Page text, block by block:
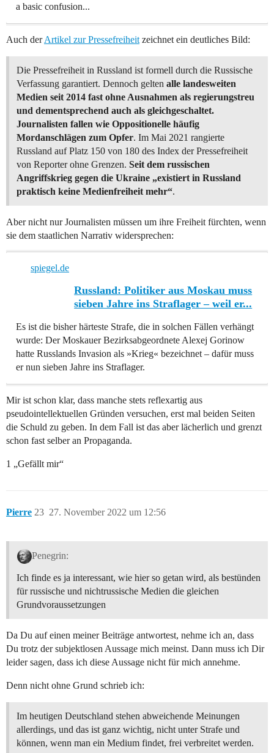
a basic confusion...
Auch derArtikel zur Pressefreiheit zeichnet ein deutliches Bild:
Die Pressefreiheit in Russland ist formell durch die Russische
Verfassung garantiert. Dennoch gelten alle landesweiten
Medien seit 2014 fast ohne Ausnahmen als regierungstreu
und dementsprechend auch als gleichgeschaltet.
Journalisten fallen wie Oppositionelle häufig
Mordanschlägen zum Opfer. Im Mai 2021 rangierte
Russland auf Platz 150 von 180 des Index der Pressefreiheit
von Reporter ohne Grenzen. Seit dem russischen
Angriffskrieg gegen die Ukraine „existiert in Russland
praktisch keine Medienfreiheit mehr“.
Aber nicht nur Journalisten müssen um ihre Freiheit fürchten, wenn
sie dem staatlichen Narrativ widersprechen:
spiegel.de
Russland: Politiker aus Moskau muss
sieben Jahre ins Straflager – weil er...
Es ist die bisher härteste Strafe, die in solchen Fällen verhängt
wurde: Der Moskauer Bezirksabgeordnete Alexej Gorinow
hatte Russlands Invasion als »Krieg« bezeichnet – dafür muss
er nun sieben Jahre ins Straflager.
Mir ist schon klar, dass manche stets reflexartig aus
pseudointellektuellen Gründen versuchen, erst mal beiden Seiten
die Schuld zu geben. In dem Fall ist das aber lächerlich und grenzt
schon fast selber an Propaganda.
1 „Gefällt mir“
Pierre 27. November 2022 um 12:56
23
Penegrin:
Ich finde es ja interessant, wie hier so getan wird, als bestünden
für russische und nichtrussische Medien die gleichen
Grundvoraussetzungen
Da Du auf einen meiner Beiträge antwortest, nehme ich an, dass
Du trotz der subjektlosen Aussage mich meinst. Dann muss ich Dir
leider sagen, dass ich diese Aussage nicht für mich annehme.
Denn nicht ohne Grund schrieb ich:
Im heutigen Deutschland stehen abweichende Meinungen
allerdings, und das ist ganz wichtig, nicht unter Strafe und
können, wenn man ein Medium findet, frei verbreitet werden.